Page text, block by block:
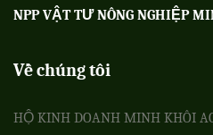
NPP VẬT TƯ NÔNG NGHIỆP
Về chúng tôi
HỘ KINH DOANH MINH KHÔI